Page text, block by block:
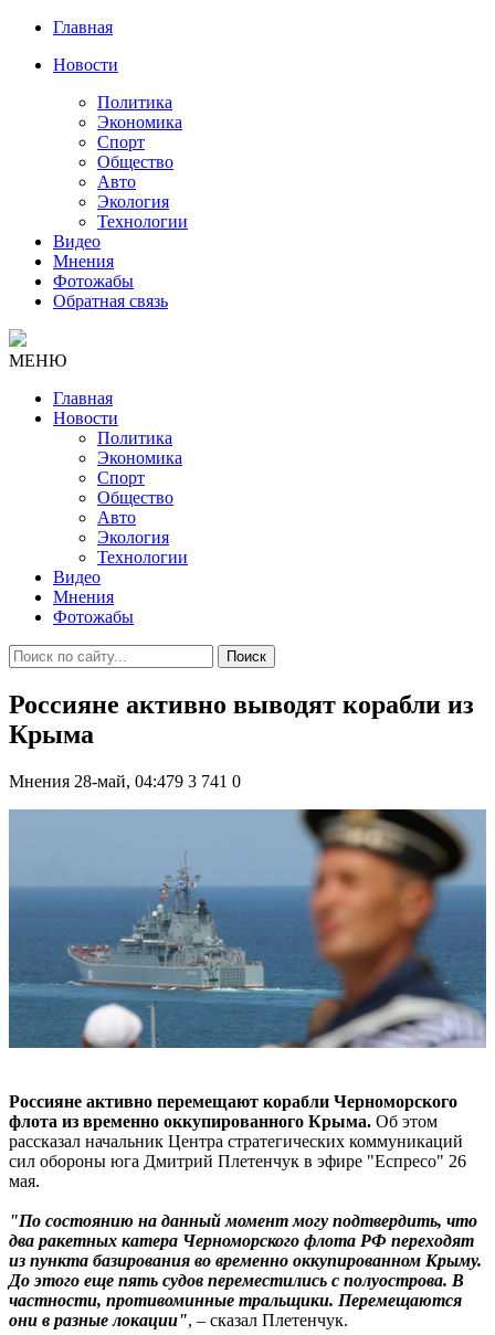
Главная
Новости
Политика
Экономика
Спорт
Общество
Авто
Экология
Технологии
Видео
Мнения
Фотожабы
Обратная связь
МЕНЮ
Главная
Новости
Политика
Экономика
Спорт
Общество
Авто
Экология
Технологии
Видео
Мнения
Фотожабы
Поиск
Россияне активно выводят корабли из
Крыма
Мнения 28-май, 04:479 3 741 0
Россияне активно перемещают корабли Черноморского
флота из временно оккупированного Крыма. Об этом
рассказал начальник Центра стратегических коммуникаций
сил обороны юга Дмитрий Плетенчук в эфире "Еспресо" 26
мая.
"По состоянию на данный момент могу подтвердить, что
два ракетных катера Черноморского флота РФ переходят
из пункта базирования во временно оккупированном Крыму.
До этого еще пять судов переместились с полуострова. В
частности, противоминные тральщики. Перемещаются
они в разные локации", – сказал Плетенчук.